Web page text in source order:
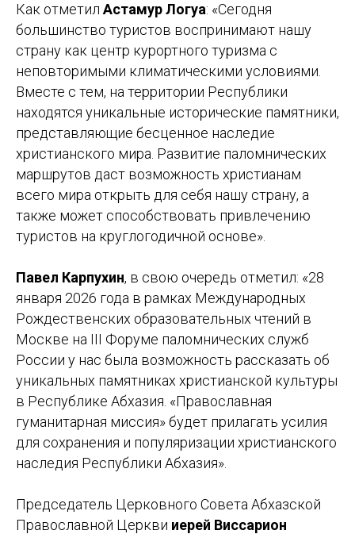
Как отметил Астамур Логуа: «Сегодня
большинство туристов воспринимают нашу
страну как центр курортного туризма с
неповторимыми климатическими условиями.
Вместе с тем, на территории Республики
находятся уникальные исторические памятники,
представляющие бесценное наследие
христианского мира. Развитие паломнических
маршрутов даст возможность христианам
всего мира открыть для себя нашу страну, а
также может способствовать привлечению
туристов на круглогодичной основе».
Павел Карпухин, в свою очередь отметил: «28
января 2026 года в рамках Международных
Рождественских образовательных чтений в
Москве на III Форуме паломнических служб
России у нас была возможность рассказать об
уникальных памятниках христианской культуры
в Республике Абхазия. «Православная
гуманитарная миссия» будет прилагать усилия
для сохранения и популяризации христианского
наследия Республики Абхазия».
Председатель Церковного Совета Абхазской
Православной Церкви иерей Виссарион